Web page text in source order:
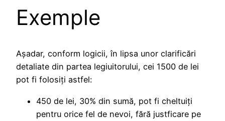
Exemple
Așadar, conform logicii, în lipsa unor clarificări
detaliate din partea legiuitorului, cei 1500 de lei
pot fi folosiți astfel:
450 de lei, 30% din sumă, pot fi cheltuiți
pentru orice fel de nevoi, fără justficare pe